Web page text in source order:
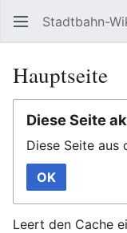
Stadtbahn-
Hauptseite
Diese Seite
Diese Seite aus
OK
Leert den Cache